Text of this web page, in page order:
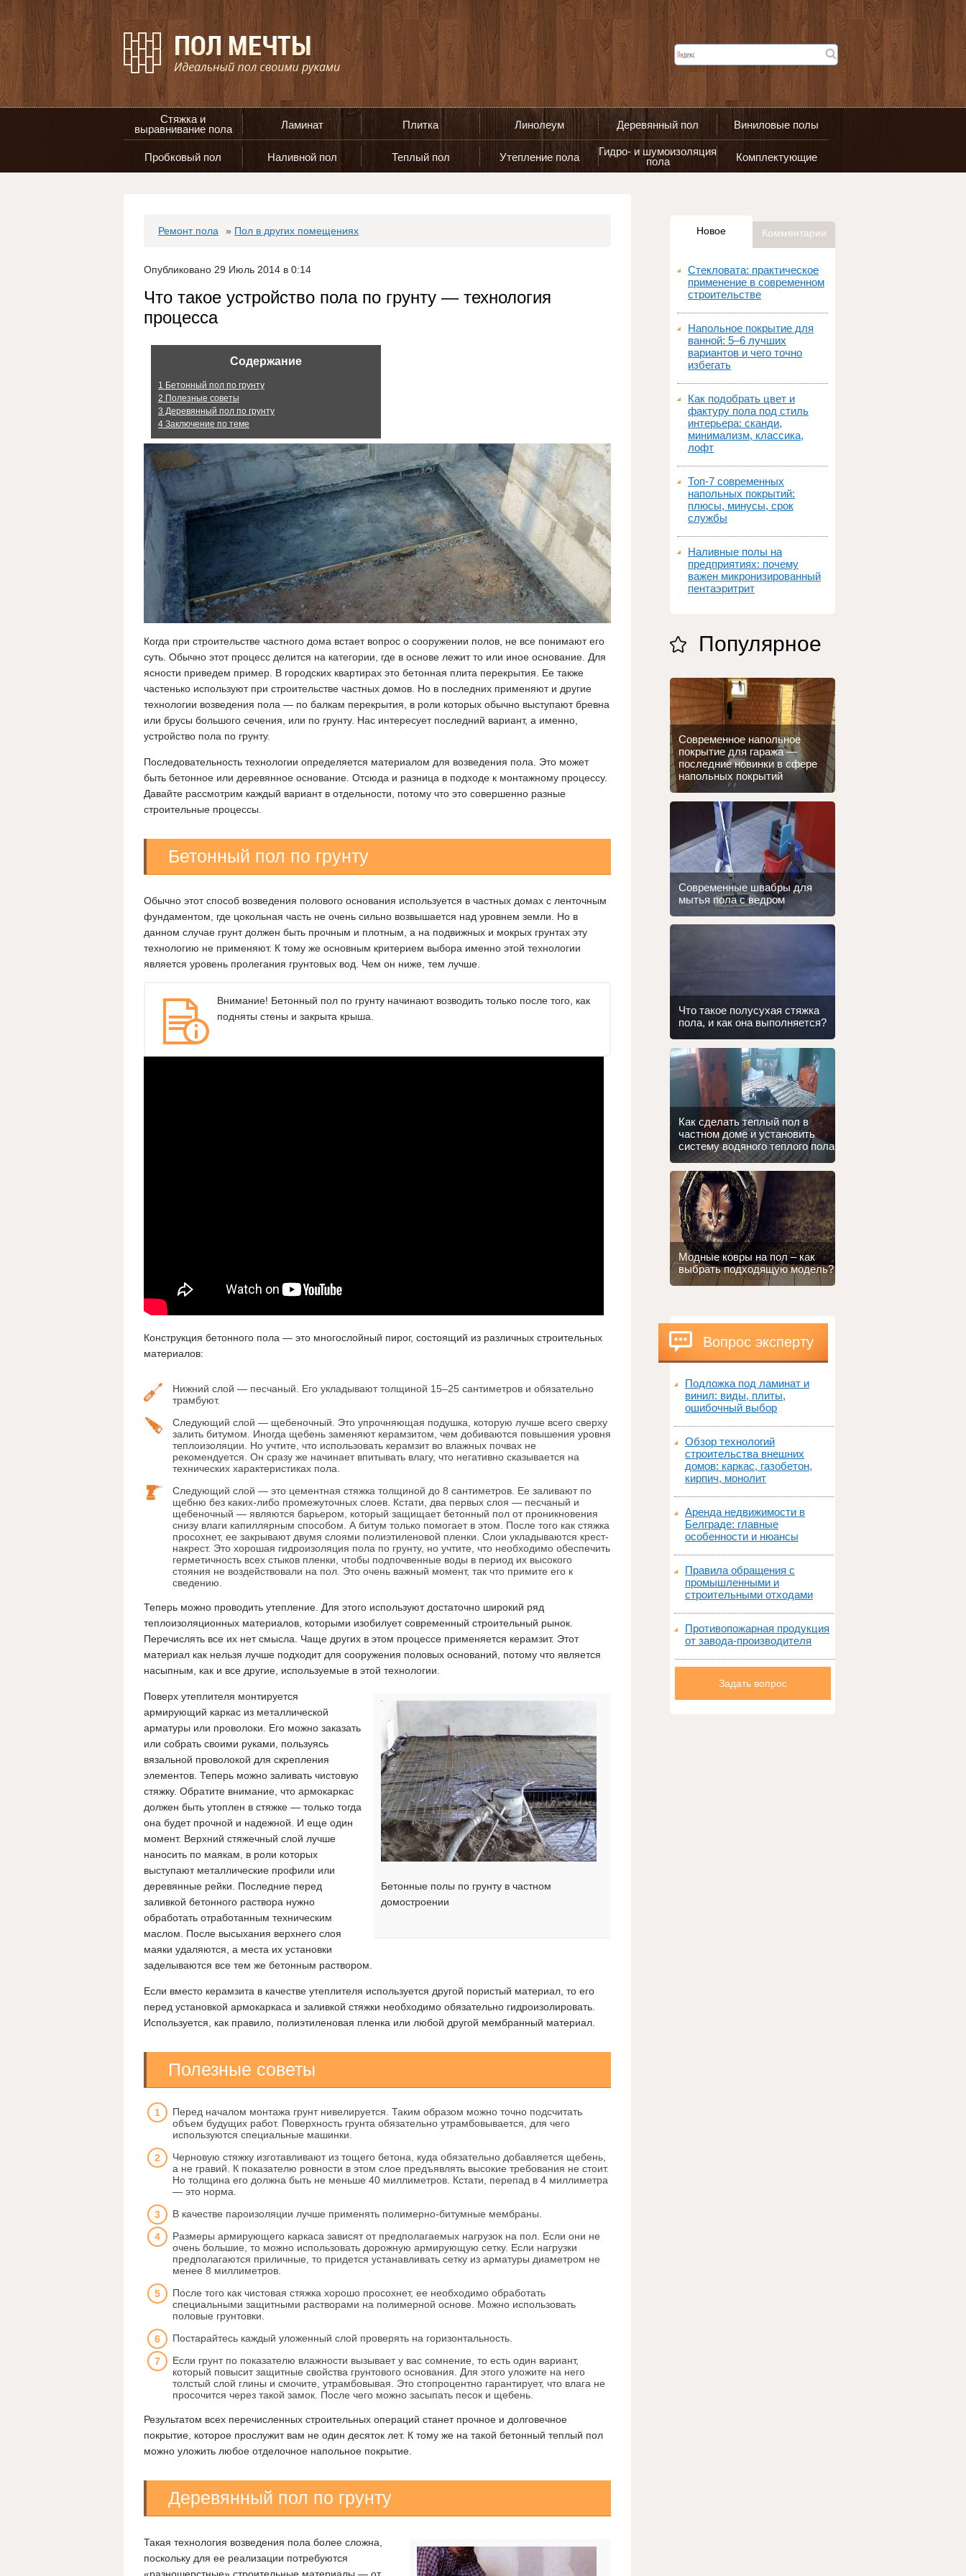
Стяжка и
выравнивание пола
Ламинат Плитка Линолеум Деревянный пол Виниловые полы
Пробковый пол Наливной пол Теплый пол Утепление пола
Гидро- и шумоизоляция
пола
Комплектующие
Ремонт пола » Пол в других помещениях
Опубликовано 29 Июль 2014 в 0:14
Что такое устройство пола по грунту — технология
процесса
Содержание
1 Бетонный пол по грунту
2 Полезные советы
3 Деревянный пол по грунту
4 Заключение по теме
Когда при строительстве частного дома встает вопрос о сооружении полов, не все понимают его
суть. Обычно этот процесс делится на категории, где в основе лежит то или иное основание. Для
ясности приведем пример. В городских квартирах это бетонная плита перекрытия. Ее также
частенько используют при строительстве частных домов. Но в последних применяют и другие
технологии возведения пола — по балкам перекрытия, в роли которых обычно выступают бревна
или брусы большого сечения, или по грунту. Нас интересует последний вариант, а именно,
устройство пола по грунту.
Последовательность технологии определяется материалом для возведения пола. Это может
быть бетонное или деревянное основание. Отсюда и разница в подходе к монтажному процессу.
Давайте рассмотрим каждый вариант в отдельности, потому что это совершенно разные
строительные процессы.
Бетонный пол по грунту
Обычно этот способ возведения полового основания используется в частных домах с ленточным
фундаментом, где цокольная часть не очень сильно возвышается над уровнем земли. Но в
данном случае грунт должен быть прочным и плотным, а на подвижных и мокрых грунтах эту
технологию не применяют. К тому же основным критерием выбора именно этой технологии
является уровень пролегания грунтовых вод. Чем он ниже, тем лучше.
Внимание! Бетонный пол по грунту начинают возводить только после того, как
подняты стены и закрыта крыша.
Конструкция бетонного пола — это многослойный пирог, состоящий из различных строительных
материалов:
Нижний слой — песчаный. Его укладывают толщиной 15–25 сантиметров и обязательно
трамбуют.
Следующий слой — щебеночный. Это упрочняющая подушка, которую лучше всего сверху
залить битумом. Иногда щебень заменяют керамзитом, чем добиваются повышения уровня
теплоизоляции. Но учтите, что использовать керамзит во влажных почвах не
рекомендуется. Он сразу же начинает впитывать влагу, что негативно сказывается на
технических характеристиках пола.
Следующий слой — это цементная стяжка толщиной до 8 сантиметров. Ее заливают по
щебню без каких-либо промежуточных слоев. Кстати, два первых слоя — песчаный и
щебеночный — являются барьером, который защищает бетонный пол от проникновения
снизу влаги капиллярным способом. А битум только помогает в этом. После того как стяжка
просохнет, ее закрывают двумя слоями полиэтиленовой пленки. Слои укладываются крест-
накрест. Это хорошая гидроизоляция пола по грунту, но учтите, что необходимо обеспечить
герметичность всех стыков пленки, чтобы подпочвенные воды в период их высокого
стояния не воздействовали на пол. Это очень важный момент, так что примите его к
сведению.
Теперь можно проводить утепление. Для этого используют достаточно широкий ряд
теплоизоляционных материалов, которыми изобилует современный строительный рынок.
Перечислять все их нет смысла. Чаще других в этом процессе применяется керамзит. Этот
материал как нельзя лучше подходит для сооружения половых оснований, потому что является
насыпным, как и все другие, используемые в этой технологии.
Бетонные полы по грунту в частном
домостроении
Поверх утеплителя монтируется
армирующий каркас из металлической
арматуры или проволоки. Его можно заказать
или собрать своими руками, пользуясь
вязальной проволокой для скрепления
элементов. Теперь можно заливать чистовую
стяжку. Обратите внимание, что армокаркас
должен быть утоплен в стяжке — только тогда
она будет прочной и надежной.
И еще один
момент. Верхний стяжечный слой лучше
наносить по маякам, в роли которых
выступают металлические профили или
деревянные рейки. Последние перед
заливкой бетонного раствора нужно
обработать отработанным техническим
маслом. После высыхания верхнего слоя
маяки удаляются, а места их установки
заделываются все тем же бетонным раствором.
Если вместо керамзита в качестве утеплителя используется другой пористый материал, то его
перед установкой армокаркаса и заливкой стяжки необходимо обязательно гидроизолировать.
Используется, как правило, полиэтиленовая пленка или любой другой мембранный материал.
Полезные советы
Перед началом монтажа грунт нивелируется. Таким образом можно точно подсчитать
объем будущих работ. Поверхность грунта обязательно утрамбовывается, для чего
используются специальные машинки.
Черновую стяжку изготавливают из тощего бетона, куда обязательно добавляется щебень,
а не гравий. К показателю ровности в этом слое предъявлять высокие требования не стоит.
Но толщина его должна быть не меньше 40 миллиметров. Кстати, перепад в 4 миллиметра
— это норма.
В качестве пароизоляции лучше применять полимерно-битумные мембраны.
Размеры армирующего каркаса зависят от предполагаемых нагрузок на пол. Если они не
очень большие, то можно использовать дорожную армирующую сетку. Если нагрузки
предполагаются приличные, то придется устанавливать сетку из арматуры диаметром не
менее 8 миллиметров.
После того как чистовая стяжка хорошо просохнет, ее необходимо обработать
специальными защитными растворами на полимерной основе. Можно использовать
половые грунтовки.
Постарайтесь каждый уложенный слой проверять на горизонтальность.
Если грунт по показателю влажности вызывает у вас сомнение, то есть один вариант,
который повысит защитные свойства грунтового основания. Для этого уложите на него
толстый слой глины и смочите, утрамбовывая. Это стопроцентно гарантирует, что влага не
просочится через такой замок. После чего можно засыпать песок и щебень.
Результатом всех перечисленных строительных операций станет прочное и долговечное
покрытие, которое прослужит вам не один десяток лет. К тому же на такой бетонный теплый пол
можно уложить любое отделочное напольное покрытие.
Деревянный пол по грунту
Такая технология возведения пола более сложна,
поскольку для ее реализации потребуются
«разношерстные» строительные материалы — от
Новое Комментарии
Стекловата: практическое
применение в современном
строительстве
Напольное покрытие для
ванной: 5–6 лучших
вариантов и чего точно
избегать
Как подобрать цвет и
фактуру пола под стиль
интерьера: сканди,
минимализм, классика,
лофт
Топ‑7 современных
напольных покрытий:
плюсы, минусы, срок
службы
Наливные полы на
предприятиях: почему
важен микронизированный
пентаэритрит
Популярное
Современное напольное
покрытие для гаража —
последние новинки в сфере
напольных покрытий
Современные швабры для
мытья пола с ведром
Что такое полусухая стяжка
пола, и как она выполняется?
Как сделать теплый пол в
частном доме и установить
систему водяного теплого пола
Модные ковры на пол – как
выбрать подходящую модель?
Вопрос эксперту
Подложка под ламинат и
винил: виды, плиты,
ошибочный выбор
Обзор технологий
строительства внешних
домов: каркас, газобетон,
кирпич, монолит
Аренда недвижимости в
Белграде: главные
особенности и нюансы
Правила обращения с
промышленными и
строительными отходами
Противопожарная продукция
от завода-производителя
Задать вопрос